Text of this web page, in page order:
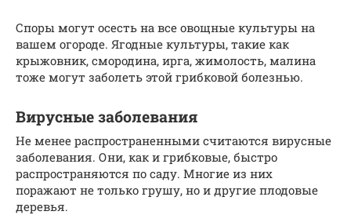
Споры могут осесть на все овощные культуры на
вашем огороде. Ягодные культуры, такие как
крыжовник, смородина, ирга, жимолость, малина
тоже могут заболеть этой грибковой болезнью.
Вирусные заболевания
Не менее распространенными считаются вирусные
заболевания. Они, как и грибковые, быстро
распространяются по саду. Многие из них
поражают не только грушу, но и другие плодовые
деревья.